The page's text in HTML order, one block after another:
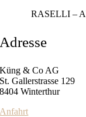
RASELLI –
Adresse
Küng & Co AG
St. Gallerstrasse 129
8404 Winterthur
Anfahrt